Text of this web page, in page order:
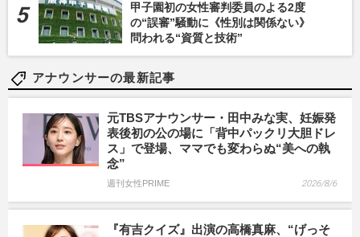
甲子園初の女性審判委員のよる2度
の“誤審”騒動に《性別は関係ない》
問われる“資質と技術”
アナウンサーの最新記事
元TBSアナウンサー・田中みな実、妊娠発
表後初の公の場に「背中パックリ大胆ドレ
ス」で登場、ママでも変わらぬ“美への執
念”
週刊女性PRIME 2026/8/6
『有吉クイズ』出演の高橋真麻、“げっそ